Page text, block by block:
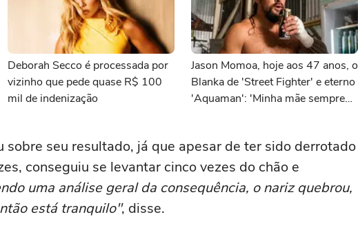
Deborah Secco é processada por
vizinho que pede quase R$ 100
mil de indenização
Jason Momoa, hoje aos 47 anos, o
Blanka de 'Street Fighter' e eterno
'Aquaman': 'Minha mãe sempre
melhores'
seu resultado, já que apesar de ter sido derrotado
conseguiu se levantar cinco vezes do chão e
uma análise geral da consequência, o nariz quebrou,
está tranquilo", disse.